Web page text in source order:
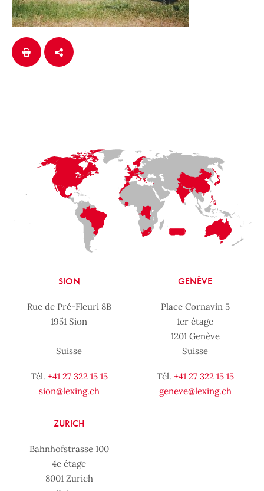
SION
Rue de Pré-Fleuri 8B
1951 Sion
Suisse
Tél. +41 27 322 15 15
sion@lexing.ch
GENÈVE
Place Cornavin 5
1er étage
1201 Genève
Suisse
Tél. +41 27 322 15 15
geneve@lexing.ch
ZURICH
Bahnhofstrasse 100
4e étage
8001 Zurich